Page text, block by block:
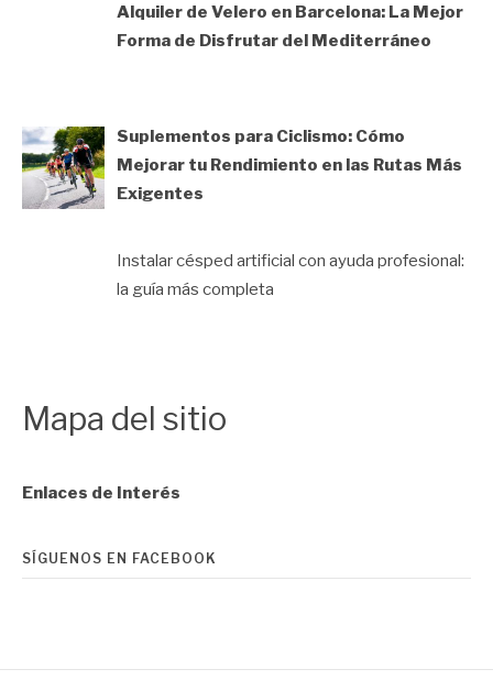
Alquiler de Velero en Barcelona: La Mejor
Forma de Disfrutar del Mediterráneo
Suplementos para Ciclismo: Cómo
Mejorar tu Rendimiento en las Rutas Más
Exigentes
Instalar césped artificial con ayuda profesional:
la guía más completa
Mapa del sitio
Enlaces de Interés
SÍGUENOS EN FACEBOOK